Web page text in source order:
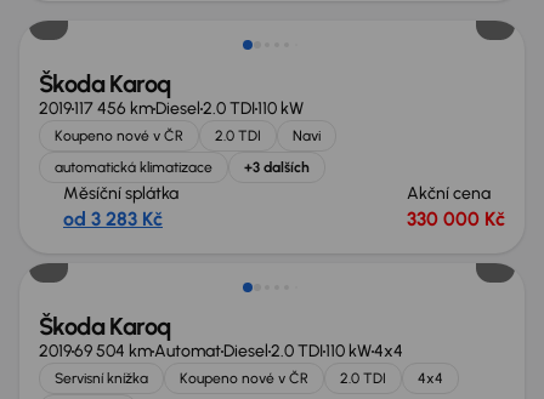
Škoda Karoq
2019117 456 kmDiesel2.0 TDI110 kW
Koupeno nové v ČR 2.0 TDI
Navi
automatická klimatizace
+3 dalších
Měsíční splátka
od 3 283 Kč
Akční cena
330 000 Kč
Škoda Karoq
201969 504 kmAutomatDiesel2.0 TDI110 kW4x4
Servisní knížka Koupeno nové v ČR 2.0 TDI
4x4